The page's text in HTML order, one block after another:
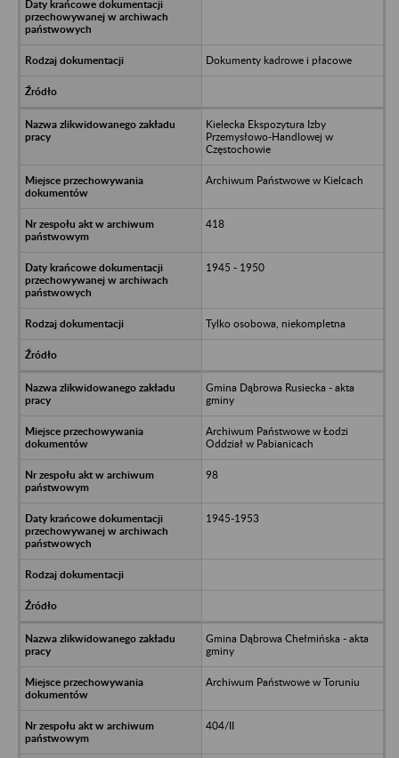
Dokumenty kadrowe i płacowe
Kielecka Ekspozytura Izby
Przemysłowo-Handlowej w
Częstochowie
Archiwum Państwowe w Kielcach
418
1945 - 1950
Tylko osobowa, niekompletna
Gmina Dąbrowa Rusiecka - akta
gminy
Archiwum Państwowe w Łodzi
Oddział w Pabianicach
98
1945-1953
Gmina Dąbrowa Chełmińska - akta
gminy
Archiwum Państwowe w Toruniu
404/II